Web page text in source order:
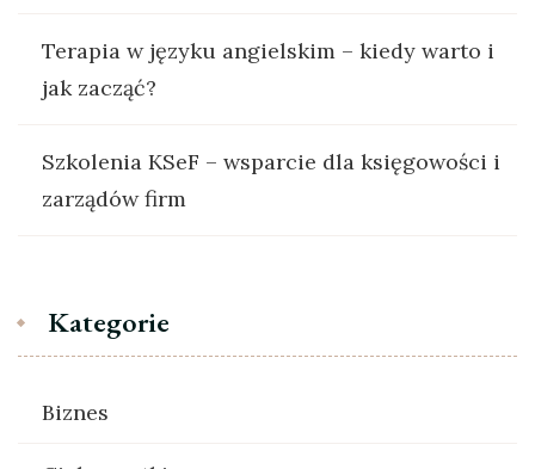
Terapia w języku angielskim – kiedy warto i
jak zacząć?
Szkolenia KSeF – wsparcie dla księgowości i
zarządów firm
Kategorie
Biznes